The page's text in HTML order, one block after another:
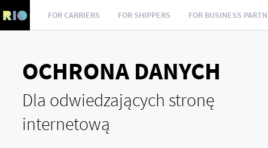
FOR CARRIERS FOR SHIPPERS FOR BUSINESS
OCHRONA DANYCH
Dla odwiedzających stronę
internetową